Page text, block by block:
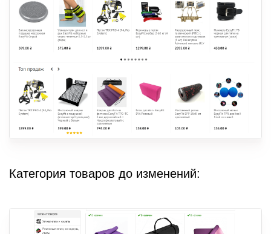
Категория товаров до изменений: